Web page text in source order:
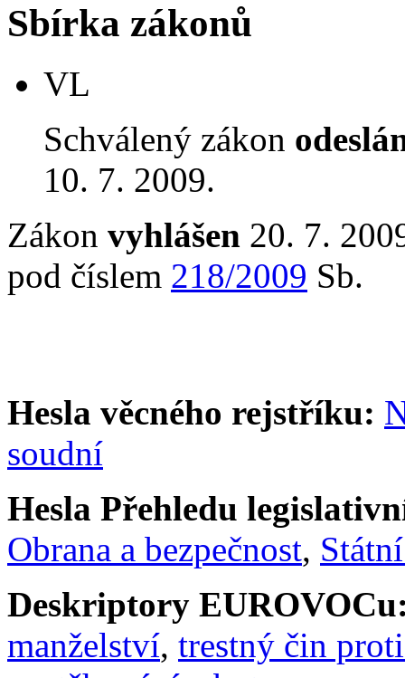
Sbírka zákonů
VL
Schválený zákon
10. 7. 2009.
Zákon vyhlášen 20. 7.
pod číslem 218/2009 Sb.
Hesla věcného rejstříku:
soudní
Hesla Přehledu
Obrana a bezpečnost,
Deskriptory
manželství, trestný čin